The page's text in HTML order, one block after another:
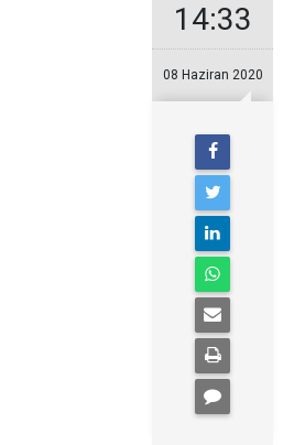
14:33
08 Haziran 2020